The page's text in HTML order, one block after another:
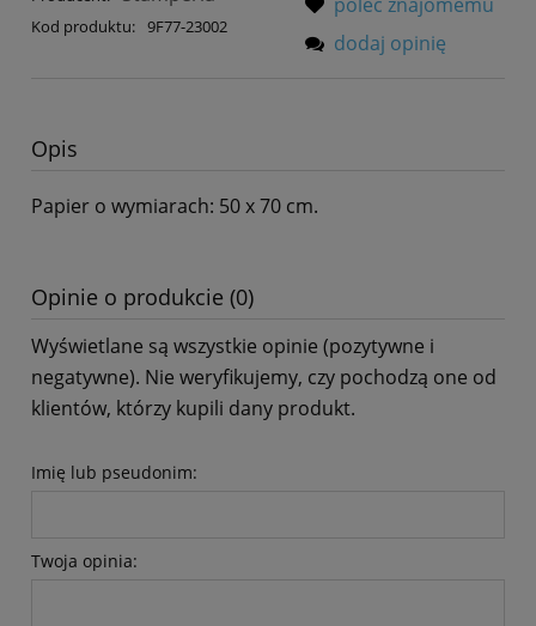
Kod produktu: 9F77-23002
dodaj opinię
Opis
Papier o wymiarach: 50 x 70 cm.
Opinie o produkcie (0)
Wyświetlane są wszystkie opinie (pozytywne i
negatywne). Nie weryfikujemy, czy pochodzą one od
klientów, którzy kupili dany produkt.
Imię lub pseudonim:
Twoja opinia: